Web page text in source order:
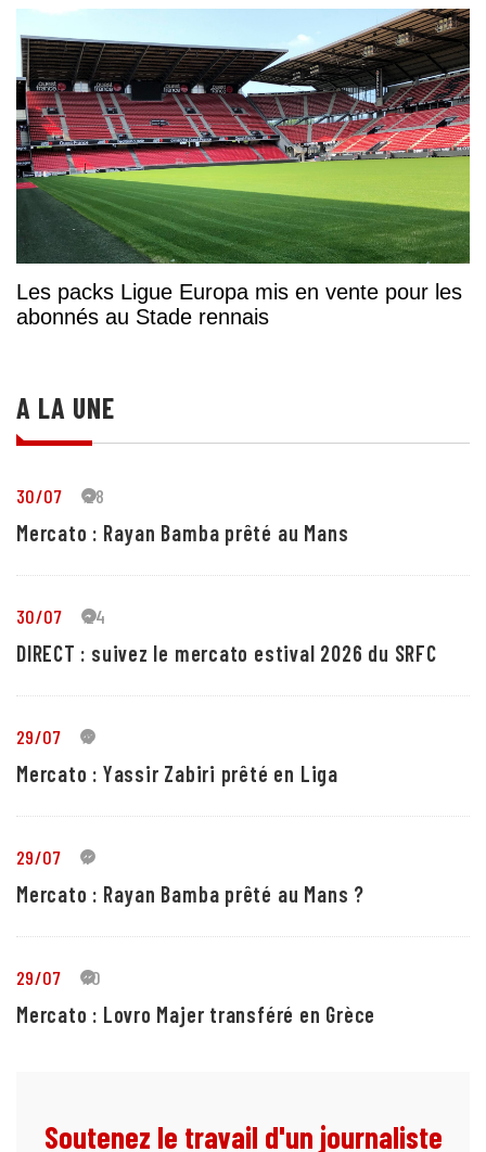
Les packs Ligue Europa mis en vente pour les
abonnés au Stade rennais
A LA UNE
30/07 28
Mercato : Rayan Bamba prêté au Mans
30/07 24
DIRECT : suivez le mercato estival 2026 du SRFC
29/07 5
Mercato : Yassir Zabiri prêté en Liga
29/07 1
Mercato : Rayan Bamba prêté au Mans ?
29/07 10
Mercato : Lovro Majer transféré en Grèce
Soutenez le travail d'un journaliste